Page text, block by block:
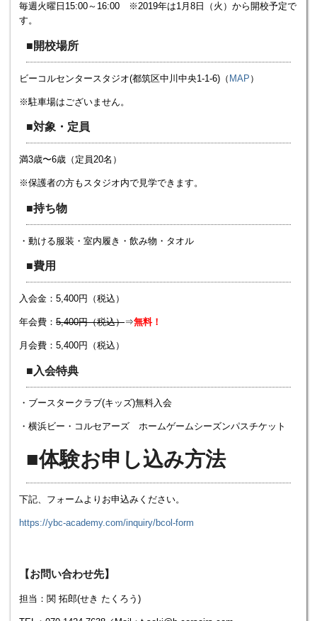
毎週火曜日15:00～16:00 ※2019年は1月8日（火）から開校予定で
す。
■開校場所
ビーコルセンタースタジオ(都筑区中川中央1-1-6)（ MAP ）
※駐車場はございません。
■対象・定員
満3歳〜6歳（定員20名）
※保護者の方もスタジオ内で見学できます。
■持ち物
・動ける服装・室内履き・飲み物・タオル
■費用
入会金：5,400円（税込）
年会費： 5,400円（税込）⇒無料！
月会費：5,400円（税込）
■入会特典
・ブースタークラブ(キッズ)無料入会
・横浜ビー・コルセアーズ ホームゲームシーズンパスチケット
■体験お申し込み方法
下記、フォームよりお申込みください。
https://ybc-academy.com/inquiry/bcol-form
【お問い合わせ先】
担当：関 拓郎(せき たくろう)